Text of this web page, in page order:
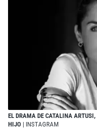
EL DRAMA DE CATALINA
HIJO | INSTAGRAM